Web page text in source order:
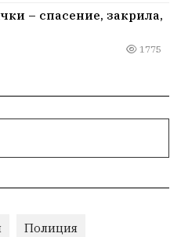
– спасение, закрила,
1775
Полиция